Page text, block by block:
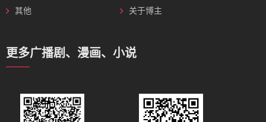
其他
关于博主
更多广播剧、漫画、小说